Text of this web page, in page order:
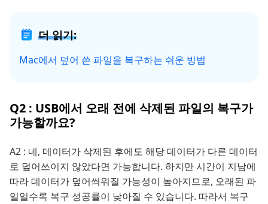
더 읽기:
Mac에서 덮어 쓴 파일을 복구하는 쉬운 방법
Q2 : USB에서 오래 전에 삭제된 파일의 복구가
가능할까요?
A2 : 네, 데이터가 삭제된 후에도 해당 데이터가 다른 데이터
로 덮어쓰이지 않았다면 가능합니다. 하지만 시간이 지남에
따라 데이터가 덮어씌워질 가능성이 높아지므로, 오래된 파
일일수록 복구 성공률이 낮아질 수 있습니다. 따라서 복구